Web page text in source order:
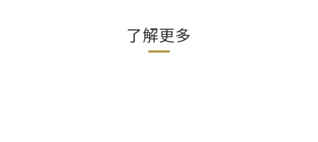
了解更多